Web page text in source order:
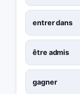
entrer dans
être admis
gagner